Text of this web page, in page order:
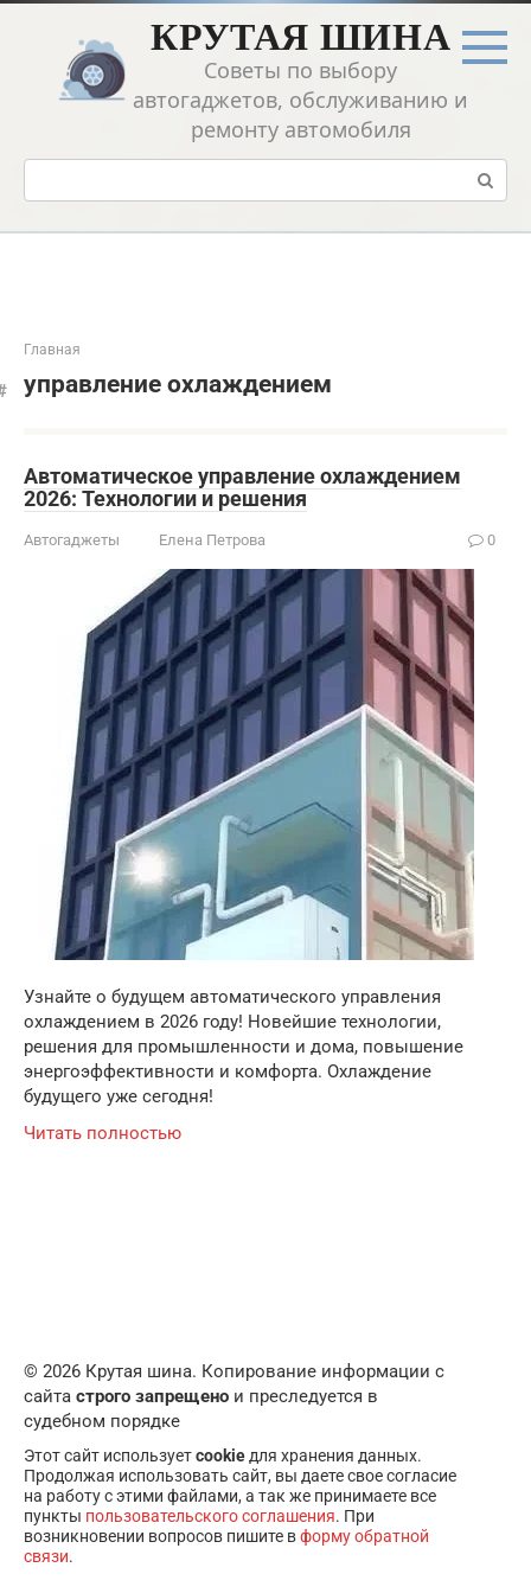
Перейти
контенту
КРУТАЯ ШИНА
Советы по выбору
автогаджетов, обслуживанию и
ремонту автомобиля
Поиск:
Главная
управление охлаждением
Автоматическое управление охлаждением
2026: Технологии и решения
Автогаджеты Елена Петрова 0
Узнайте о будущем автоматического управления
охлаждением в 2026 году! Новейшие технологии,
решения для промышленности и дома, повышение
энергоэффективности и комфорта. Охлаждение
будущего уже сегодня!
Читать полностью
© 2026 Крутая шина. Копирование информации с
сайта строго запрещено и преследуется в
судебном порядке
Этот сайт используетcookie для хранения данных.
Продолжая использовать сайт, вы даете свое согласие
на работу с этими файлами, а так же принимаете все
пункты пользовательского соглашения. При
возникновении вопросов пишите вформу обратной
связи.